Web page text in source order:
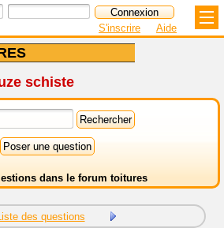
S'inscrire Aide
schiste
dans le forum toitures
des questions